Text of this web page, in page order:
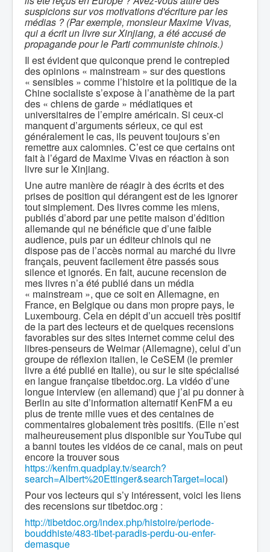
suspicions sur vos motivations d'écriture par les
médias ? (Par exemple, monsieur Maxime Vivas,
qui a écrit un livre sur Xinjiang, a été accusé de
propagande pour le Parti communiste chinois.)
Il est évident que quiconque prend le contrepied
des opinions « mainstream » sur des questions
« sensibles » comme l’histoire et la politique de la
Chine socialiste s’expose à l’anathème de la part
des « chiens de garde » médiatiques et
universitaires de l’empire américain. Si ceux-ci
manquent d’arguments sérieux, ce qui est
généralement le cas, ils peuvent toujours s’en
remettre aux calomnies. C’est ce que certains ont
fait à l’égard de Maxime Vivas en réaction à son
livre sur le Xinjiang.
Une autre manière de réagir à des écrits et des
prises de position qui dérangent est de les ignorer
tout simplement. Des livres comme les miens,
publiés d’abord par une petite maison d’édition
allemande qui ne bénéficie que d’une faible
audience, puis par un éditeur chinois qui ne
dispose pas de l’accès normal au marché du livre
français, peuvent facilement être passés sous
silence et ignorés. En fait, aucune recension de
mes livres n’a été publié dans un média
« mainstream », que ce soit en Allemagne, en
France, en Belgique ou dans mon propre pays, le
Luxembourg. Cela en dépit d’un accueil très positif
de la part des lecteurs et de quelques recensions
favorables sur des sites internet comme celui des
libres-penseurs de Weimar (Allemagne), celui d’un
groupe de réflexion italien, le CeSEM (le premier
livre a été publié en Italie), ou sur le site spécialisé
en langue française tibetdoc.org. La vidéo d’une
longue interview (en allemand) que j’ai pu donner à
Berlin au site d’information alternatif KenFM a eu
plus de trente mille vues et des centaines de
commentaires globalement très positifs. (Elle n’est
malheureusement plus disponible sur YouTube qui
a banni toutes les vidéos de ce canal, mais on peut
encore la trouver sous
https://kenfm.quadplay.tv/search?
search=Albert%20Ettinger&searchTarget=local)
Pour vos lecteurs qui s’y intéressent, voici les liens
des recensions sur tibetdoc.org :
http://tibetdoc.org/index.php/histoire/periode-
bouddhiste/483-tibet-paradis-perdu-ou-enfer-
demasque